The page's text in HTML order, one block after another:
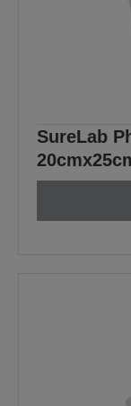
SureLab